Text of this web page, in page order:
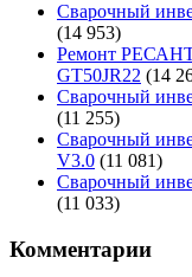
Сварочный
(14 953)
Ремонт
GT50JR22 (14
Сварочный
(11 255)
Сварочный
V3.0 (11 081)
Сварочный
(11 033)
Комментарии